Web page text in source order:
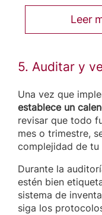
Leer
5. Auditar y
Una vez que
establece un
revisar que todo
mes o trimestre,
complejidad de tu
Durante la
estén bien
sistema de
siga los